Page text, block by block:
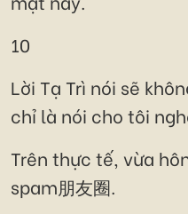
10
Lời Tạ Trì nói sẽ
chỉ là nói cho tôi
Trên thực tế, vừa
spam朋友圈.